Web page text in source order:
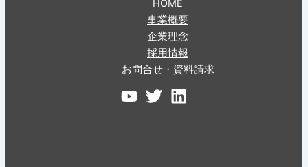
HOME
事業概要
企業理念
採用情報
お問合せ・資料請求